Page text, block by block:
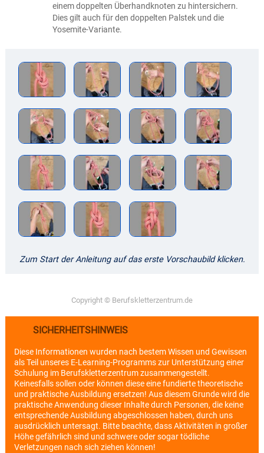
einem doppelten Überhandknoten zu hintersichern.
Dies gilt auch für den doppelten Palstek und die
Yosemite-Variante.
Zum Start der Anleitung auf das erste Vorschaubild klicken.
Copyright © Berufskletterzentrum.de
SICHERHEITSHINWEIS
Diese Informationen wurden nach bestem Wissen und Gewissen
als Teil unseres E-Learning-Programms zur Unterstützung einer
Schulung im Berufskletterzentrum zusammengestellt.
Keinesfalls sollen oder können diese eine fundierte theoretische
und praktische Ausbildung ersetzen! Aus diesem Grunde wird die
praktische Anwendung dieser Inhalte durch Personen, die keine
entsprechende Ausbildung abgeschlossen haben, durch uns
ausdrücklich untersagt. Bitte beachte, dass Aktivitäten in großer
Höhe gefährlich sind und schwere oder sogar tödliche
Verletzungen nach sich ziehen können!